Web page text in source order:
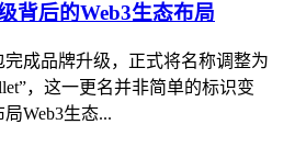
背后的Web3生态布局
完成品牌升级，正式将名称调整为
，这一更名并非简单的标识变
Web3生态...